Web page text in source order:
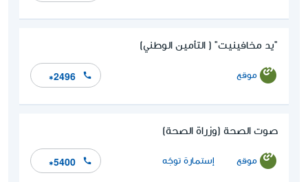
"يد مخافينيت" ( التأمين الوطني)
موقع *2496
صوت الصحة (وزراة الصحة)
موقع إستمارة توجّه *5400